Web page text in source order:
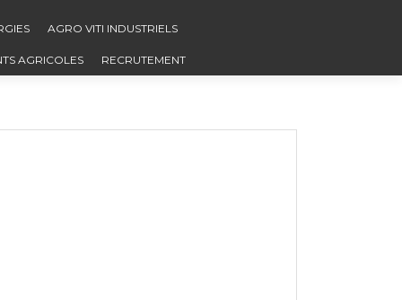
AGRO VITI INDUSTRIELS
AGRICOLES RECRUTEMENT